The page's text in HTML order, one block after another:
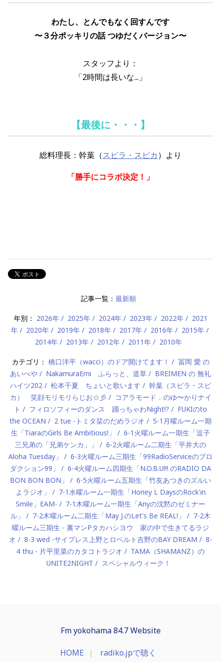
わたし、とんでもなく回すんです
〜３分ポッキリの話 つゆだくバージョン〜
スタッフより：
「2時間は長いな...」
【最後に・・・】
総料理長：幹葉（スピラ・スピカ）より
「勝手にコラボ決定！」
記事一覧： 最新順
年別： 2026年 2025年 2024年 2023年 2022年
2021
年
2020年 2019年 2018年 2017年 2016年
2015年
2014年
2013年 2012年 2011年 2010年
カテゴリ： 橋口洋平（wacci）のドア開けてます！
冨岡 愛 の
あいべや
NakamuraEmi ふらっと、道草
BREIMEN の 無礼
ハイツ202
松本千夏 ちょいと歌います
幹葉（スピラ・スピ
カ） 笑顔モリモリらじお☆彡
コアラモード．のゆ〜かりナイ
ト
フィロソフィーのダンス 踊っちゃわNight!?
FUKIのto
the OCEAN
2 tue -トミタ栞のだめラジオ
5-1月曜ルーム一期
生「TiaraのGirls Be Ambitious!」
6-1火曜ルーム一期生「逗子
三兄弟の「兄弟ケンカ」」
6-2火曜ルーム二期生「平井大の
Aloha Tuesday」
6-3火曜ルーム三期生「99RadioServiceのプロ
ダクション99」
6-4火曜ルーム四期生「N.O.B.U!!! のRADIO DA
BON BON BON」
6-5火曜ルーム五期生「竹友あつきのズルい
よラジオ」
7-1水曜ルーム一期生「Honey L DaysのRock'in
Smile」EAM-
7-1木曜ルーム一期生「Anyの沈黙のゼミナー
ル」
7-2木曜ルーム二期生「May J.のLet's Be REAL!」
7-2木
曜ルーム三期生 - 裏マンPタカハシヨウ 家の中で生きてるラジ
オ
8-3 wed -サイプレス上野とロベルト吉野のBAY DREAM
8-
4 thu - 片平里菜のカタコトラジオ
TAMA（SHAMANZ）の
UNITE2NIGHT
スペシャルウィーク！
Fm yokohama 84.7 Website
HOME radiko.jpで聴く